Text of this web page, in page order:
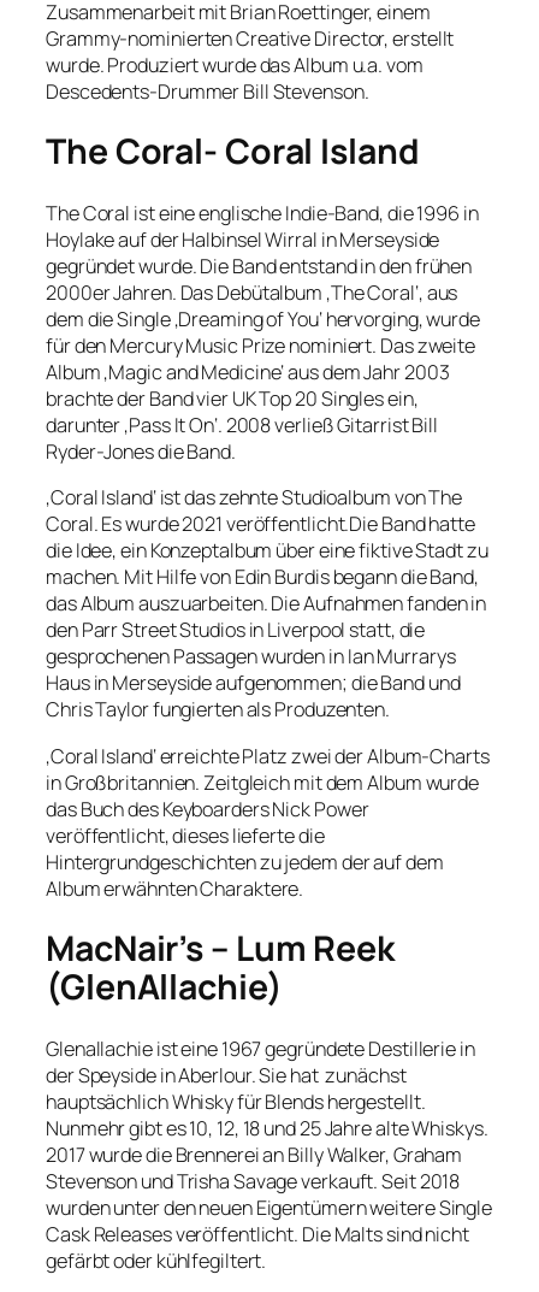
Zusammenarbeit mit Brian Roettinger, einem
Grammy-nominierten Creative Director, erstellt
wurde. Produziert wurde das Album u.a. vom
Descedents-Drummer Bill Stevenson.
The Coral- Coral Island
The Coral ist eine englische Indie-Band, die 1996 in
Hoylake auf der Halbinsel Wirral in Merseyside
gegründet wurde. Die Band entstand in den frühen
2000er Jahren. Das Debütalbum ‚The Coral‘, aus
dem die Single ‚Dreaming of You‘ hervorging, wurde
für den Mercury Music Prize nominiert. Das zweite
Album ‚Magic and Medicine‘ aus dem Jahr 2003
brachte der Band vier UK Top 20 Singles ein,
darunter ‚Pass It On‘. 2008 verließ Gitarrist Bill
Ryder-Jones die Band.
‚Coral Island‘ ist das zehnte Studioalbum von The
Coral. Es wurde 2021 veröffentlicht.Die Band hatte
die Idee, ein Konzeptalbum über eine fiktive Stadt zu
machen. Mit Hilfe von Edin Burdis begann die Band,
das Album auszuarbeiten. Die Aufnahmen fanden in
den Parr Street Studios in Liverpool statt, die
gesprochenen Passagen wurden in Ian Murrarys
Haus in Merseyside aufgenommen; die Band und
Chris Taylor fungierten als Produzenten.
‚Coral Island‘ erreichte Platz zwei der Album-Charts
in Großbritannien. Zeitgleich mit dem Album wurde
das Buch des Keyboarders Nick Power
veröffentlicht, dieses lieferte die
Hintergrundgeschichten zu jedem der auf dem
Album erwähnten Charaktere.
MacNair’s – Lum Reek
(GlenAllachie)
Glenallachie ist eine 1967 gegründete Destillerie in
der Speyside in Aberlour. Sie hat zunächst
hauptsächlich Whisky für Blends hergestellt.
Nunmehr gibt es 10, 12, 18 und 25 Jahre alte Whiskys.
2017 wurde die Brennerei an Billy Walker, Graham
Stevenson und Trisha Savage verkauft. Seit 2018
wurden unter den neuen Eigentümern weitere Single
Cask Releases veröffentlicht. Die Malts sind nicht
gefärbt oder kühlfegiltert.